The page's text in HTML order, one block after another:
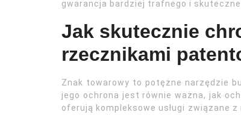
gwarancja bardziej trafnego i
Jak skutecznie
rzecznikami
Znak towarowy to potężne narzędzie
jego ochrona jest równie ważna, jak
oferują kompleksowe usługi związane